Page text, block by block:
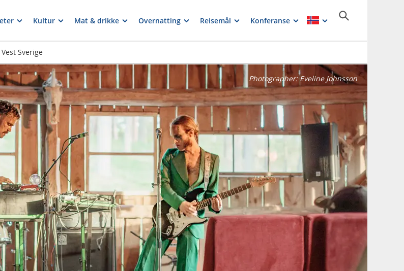
Kultur Mat & drikke Overnatting Reisemål Konferanse
Sverige
Photographer:Eveline Johnsson